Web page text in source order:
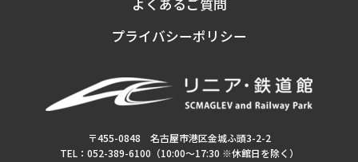
よくあるご質問
プライバシーポリシー
〒455-0848 名古屋市港区金城ふ頭3-2-2
TEL：052-389-6100（10:00～17:30 ※休館日を除く）